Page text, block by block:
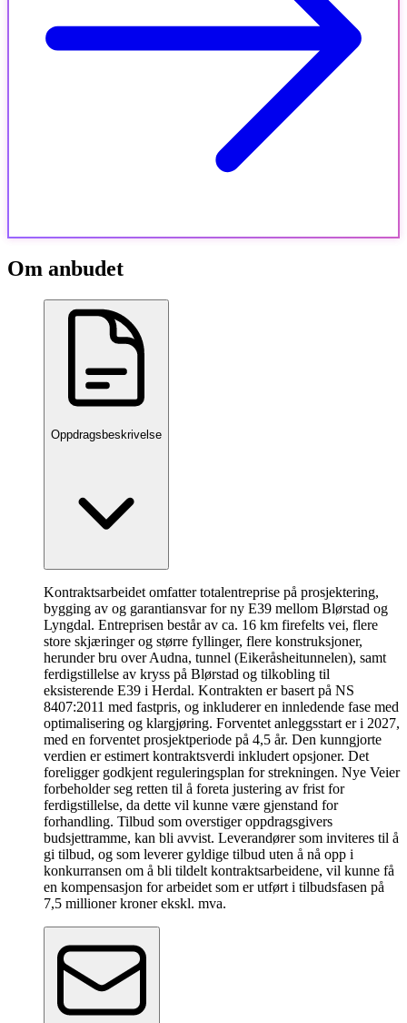
Om anbudet
Oppdragsbeskrivelse
Kontraktsarbeidet omfatter totalentreprise på prosjektering,
bygging av og garantiansvar for ny E39 mellom Blørstad og
Lyngdal. Entreprisen består av ca. 16 km firefelts vei, flere
store skjæringer og større fyllinger, flere konstruksjoner,
herunder bru over Audna, tunnel (Eikeråsheitunnelen), samt
ferdigstillelse av kryss på Blørstad og tilkobling til
eksisterende E39 i Herdal. Kontrakten er basert på NS
8407:2011 med fastpris, og inkluderer en innledende fase med
optimalisering og klargjøring. Forventet anleggsstart er i 2027,
med en forventet prosjektperiode på 4,5 år. Den kunngjorte
verdien er estimert kontraktsverdi inkludert opsjoner. Det
foreligger godkjent reguleringsplan for strekningen. Nye Veier
forbeholder seg retten til å foreta justering av frist for
ferdigstillelse, da dette vil kunne være gjenstand for
forhandling. Tilbud som overstiger oppdragsgivers
budsjettramme, kan bli avvist. Leverandører som inviteres til å
gi tilbud, og som leverer gyldige tilbud uten å nå opp i
konkurransen om å bli tildelt kontraktsarbeidene, vil kunne få
en kompensasjon for arbeidet som er utført i tilbudsfasen på
7,5 millioner kroner ekskl. mva.